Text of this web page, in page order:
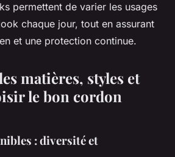
permettent de varier les usages
chaque jour, tout en assurant
et une protection continue.
matières, styles et
le bon cordon
: diversité et